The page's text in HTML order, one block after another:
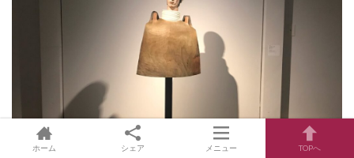
ホーム シェア メニュー TOPへ